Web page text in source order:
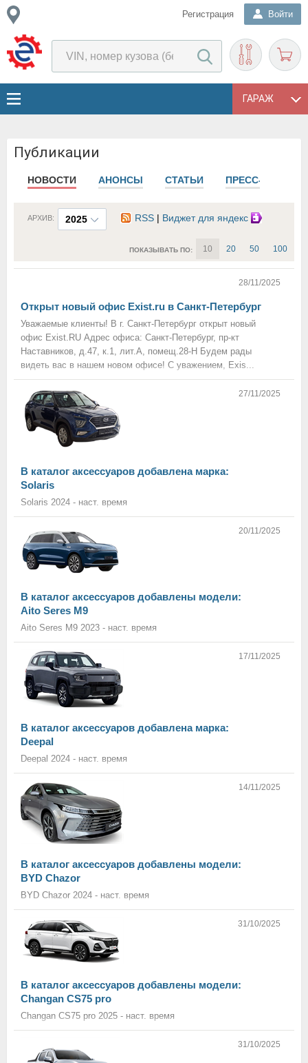
Регистрация Войти
ГАРАЖ
Публикации
НОВОСТИ АНОНСЫ СТАТЬИ ПРЕСС-РЕЛИЗЫ
2025
АРХИВ: RSS | Виджет для яндекс
ПОКАЗЫВАТЬ ПО: 10 20 50 100
28/11/2025
Открыт новый офис Exist.ru в Санкт-Петербург
Уважаемые клиенты! В г. Санкт-Петербург открыт новый
офис Exist.RU Адрес офиса: Санкт-Петербург, пр-кт
Наставников, д.47, к.1, лит.А, помещ.28-Н Будем рады
видеть вас в нашем новом офисе! С уважением, Exis...
27/11/2025
В каталог аксессуаров добавлена марка:
Solaris
Solaris 2024 - наст. время
20/11/2025
В каталог аксессуаров добавлены модели:
Aito Seres M9
Aito Seres M9 2023 - наст. время
17/11/2025
В каталог аксессуаров добавлена марка:
Deepal
Deepal 2024 - наст. время
14/11/2025
В каталог аксессуаров добавлены модели:
BYD Chazor
BYD Chazor 2024 - наст. время
31/10/2025
В каталог аксессуаров добавлены модели:
Changan CS75 pro
Changan CS75 pro 2025 - наст. время
31/10/2025